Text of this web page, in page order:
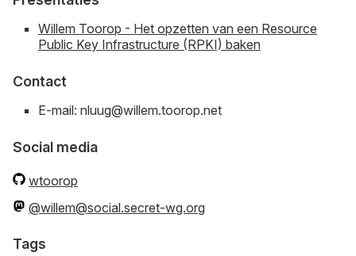
Willem Toorop - Het opzetten van een Resource
Public Key Infrastructure (RPKI) baken
Contact
E-mail: nluug@willem.toorop.net
Social media
wtoorop
@willem@social.secret-wg.org
Tags